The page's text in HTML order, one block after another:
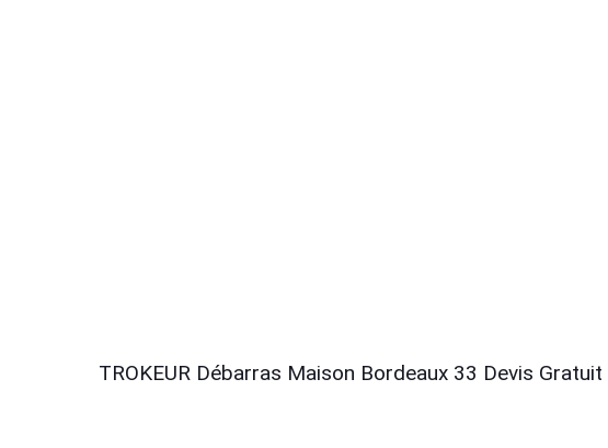
TROKEUR Débarras Maison Bordeaux 33 Devis Gratuit